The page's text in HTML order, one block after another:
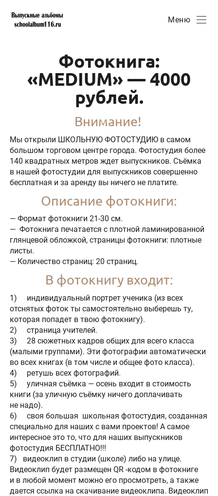
Меню
Фотокнига:
«MEDIUM» — 4000
рублей.
Внимание!
Мы открыли ШКОЛЬНУЮ ФОТОСТУДИЮ в самом
большом торговом центре города. Фотостудия более
140 квадратных метров ждет выпускников. Съёмка
в нашей фотостудии для выпускников совершенно
бесплатная и за аренду вы ничего не платите.
Описание фотокниги:
— Формат фотокниги 21-30 см.
— Фотокнига печатается с плотной ламинированной
глянцевой обложкой, страницы фотокниги: плотные
листы.
— Количество страниц: 20 страниц.
В фотокнигу входит:
1) индивидуальный портрет ученика (из всех
отснятых фоток ты самостоятельно выберешь ту,
которая попадет в твою фотокнигу).
2) страница учителей.
3) 28 сюжетных кадров общих для всего класса
(малыми группами). Эти фотографии автоматически
во всех книгах (в том числе и общее фото класса).
4) ретушь всех фотографий.
5) уличная съёмка — осень входит в стоимость
книги (за уличную съёмку ничего доплачивать
не надо).
6) своя большая школьная фотостудия, созданная
специально для наших с вами проектов! А самое
интересное это то, что для наших выпускников
фотостудия БЕСПЛАТНО!!!
7) видеоклип в студии (школе) либо на улице.
Видеоклип будет размещен QR -кодом в фотокниге
и в любой момент можно его просмотреть, а также
дается ссылка на скачивание видеоклипа. Видеоклип